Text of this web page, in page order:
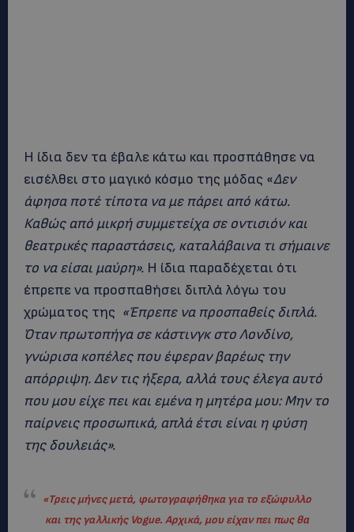
H ίδια δεν τα έβαλε κάτω και προσπάθησε να
εισέλθει στο μαγικό κόσμο της μόδας «Δεν
άφησα ποτέ τίποτα να με πάρει από κάτω.
Καθώς από μικρή συμμετείχα σε οντισιόν και
θεατρικές παραστάσεις, καταλάβαινα τι σήμαινε
το να είσαι μαύρη». Η ίδια παραδέχεται ότι
έπρεπε να προσπαθήσει διπλά λόγω του
χρώματος της «Έπρεπε να προσπαθείς διπλά.
Όταν πρωτοπήγα σε κάστινγκ στο Λονδίνο,
γνώρισα κοπέλες που έφεραν βαρέως την
απόρριψη. Δεν τις ήξερα, αλλά τους έλεγα αυτό
που μου είχε πει και εμένα η μητέρα μου: Μην το
παίρνεις προσωπικά, απλά έτσι είναι η φύση
της δουλειάς».
«Τρεις μήνες μετά, φωτογραφήθηκα για το εξώφυλλο
και της γαλλικής Vogue. Αρχικά, μου είχαν πει πως θα